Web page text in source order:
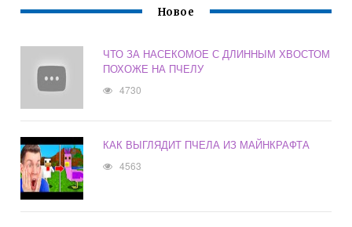
Новое
ЧТО ЗА НАСЕКОМОЕ С ДЛИННЫМ ХВОСТОМ
ПОХОЖЕ НА ПЧЕЛУ
4730
КАК ВЫГЛЯДИТ ПЧЕЛА ИЗ МАЙНКРАФТА
4563